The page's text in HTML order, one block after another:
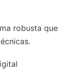
robusta que